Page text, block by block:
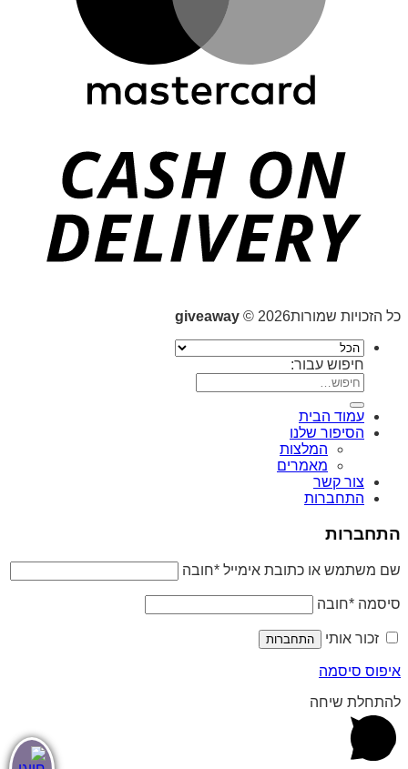
כל הזכויות שמורות2026 © giveaway
חיפוש עבור:
עמוד הבית
הסיפור שלנו
המלצות
מאמרים
צור קשר
התחברות
התחברות
שם משתמש או כתובת אימייל *חובה
סיסמה *חובה
זכור אותי התחברות
איפוס סיסמה
להתחלת שיחה